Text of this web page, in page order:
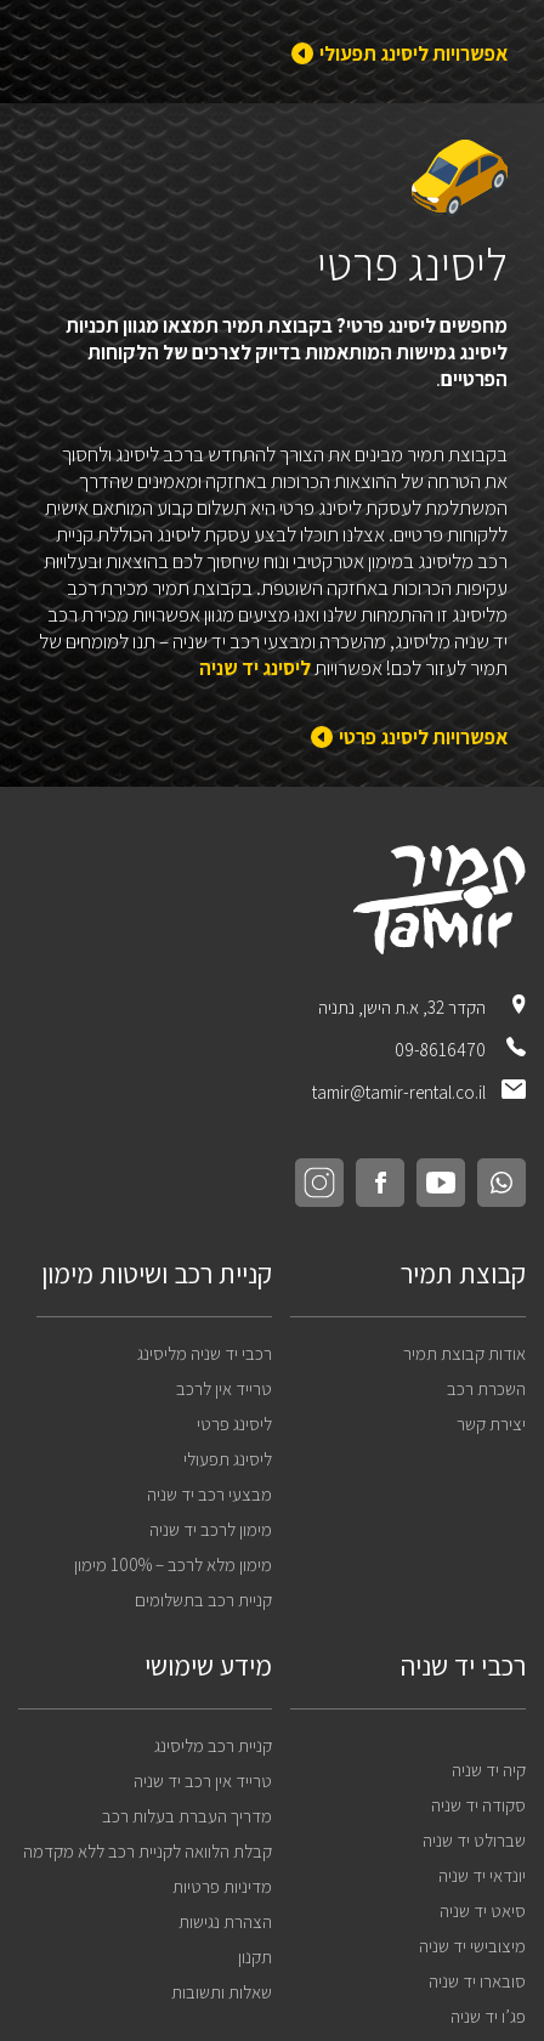
אפשרויות ליסינג תפעולי
ליסינג פרטי
מחפשים ליסינג פרטי? בקבוצת תמיר תמצאו מגוון תכניות
ליסינג גמישות המותאמות בדיוק לצרכים של הלקוחות
הפרטיים.
בקבוצת תמיר מבינים את הצורך להתחדש ברכב ליסינג ולחסוך
את הטרחה של ההוצאות הכרוכות באחזקה ומאמינים שהדרך
המשתלמת לעסקת ליסינג פרטי היא תשלום קבוע המותאם אישית
ללקוחות פרטיים. אצלנו תוכלו לבצע עסקת ליסינג הכוללת קניית
רכב מליסינג במימון אטרקטיבי ונוח שיחסוך לכם בהוצאות ובעלויות
עקיפות הכרוכות באחזקה השוטפת. בקבוצת תמיר מכירת רכב
מליסינג זו ההתמחות שלנו ואנו מציעים מגוון אפשרויות מכירת רכב
יד שניה מליסינג, מהשכרה ומבצעי רכב יד שניה – תנו למומחים של
תמיר לעזור לכם! אפשרויותליסינג יד שניה
אפשרויות ליסינג פרטי
קבוצת תמיר
אודות קבוצת תמיר
השכרת רכב
יצירת קשר
קניית רכב ושיטות מימון
רכבי יד שניה מליסינג
טרייד אין לרכב
ליסינג פרטי
ליסינג תפעולי
מבצעי רכב יד שניה
מימון לרכב יד שניה
מימון מלא לרכב – 100% מימון
קניית רכב בתשלומים
רכבי יד שניה
קיה יד שניה
סקודה יד שניה
שברולט יד שניה
יונדאי יד שניה
סיאט יד שניה
מיצובישי יד שניה
סובארו יד שניה
פג’ו יד שניה
מידע שימושי
קניית רכב מליסינג
טרייד אין רכב יד שניה
מדריך העברת בעלות רכב
קבלת הלוואה לקניית רכב ללא מקדמה
מדיניות פרטיות
הצהרת נגישות
תקנון
שאלות ותשובות
הקדר 32, א.ת הישן, נתניה
tamir@tamir-rental.co.il